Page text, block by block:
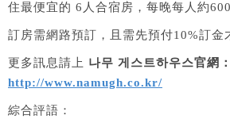
住最便宜的 6人合宿房，每晚每人約
訂房需網路預訂，且需先預付10%訂金
更多訊息請上 나무 게스트하우스官網：
http://www.namugh.co.kr/
綜合評語：